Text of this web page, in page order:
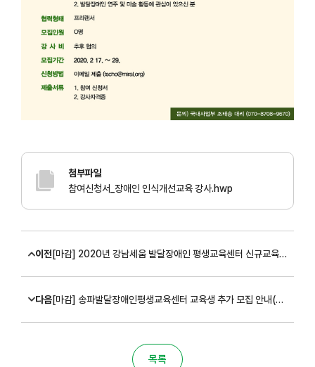
첨부파일
참여신청서_장애인 인식개선교육 강사.hwp
이전 [마감] 2020년 강남세움 발달장애인 평생교육센터 신규교육생 추가 모집(~2/21)
다음 [마감] 송파발달장애인평생교육센터 교육생 추가 모집 안내(~3/3)
목록